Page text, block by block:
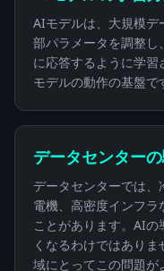
AIモデルは、大規模デ
部パラメータを調整し
に応答するように学
モデルの動作の基盤で
データセンター
データセンターでは、
電機、高密度インフ
ことがあります。AI
くなるわけではあり
域にとってこの問題が